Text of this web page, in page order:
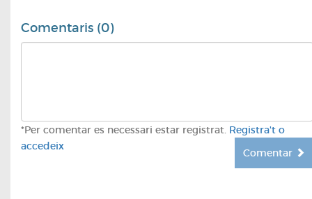
Comentaris (0)
*Per comentar es necessari estar registrat. Registra't o
accedeix
Comentar